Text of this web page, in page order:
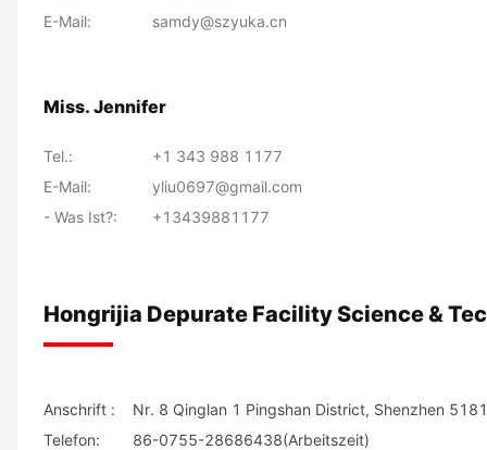
E-Mail:
samdy@szyuka.cn
Miss. Jennifer
Tel.:
+1 343 988 1177
E-Mail:
yliu0697@gmail.com
- Was Ist?:
+13439881177
Hongrijia Depurate Facility Science &
Anschrift :
Nr. 8 Qinglan 1 Pingshan District, Shenzhen
Telefon:
86-0755-28686438(Arbeitszeit)